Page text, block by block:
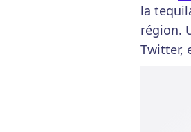
la
région.
Twitter,